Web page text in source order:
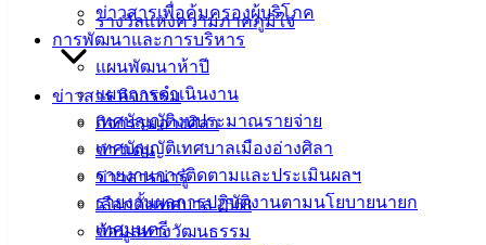
ข่าวสารเพื่อคุ้มครองผู้บริโภค
การพัฒนาและการบริหาร
แผนพัฒนาห้าปี
แผนการดำเนินงาน
เทศบัญญัติงบประมาณรายจ่าย
เทศบัญญัติเทศบาลเมืองอ่างศิลา
รายงานการติดตามและประเมินผลฯ
รายงานผลการปฏิบัติงานตามนโยบายนายก
เทศมนตรี
รางวัลแห่งความภาคภูมิใจ
ข่าวสาร กิจกรรม
กิจกรรมอ่างศิลา
ข่าวเด่น
ข่าวสารน่ารู้
เลือกตั้งเทศบาล 2568
ข้อมูลทางวัฒนธรรม
สำหรับ
ประชาชน/
คู่มือการ
ปฏิบัติ
งาน
ข่าวสาร
น่ารู้
ศุนย์
ข้อมูล